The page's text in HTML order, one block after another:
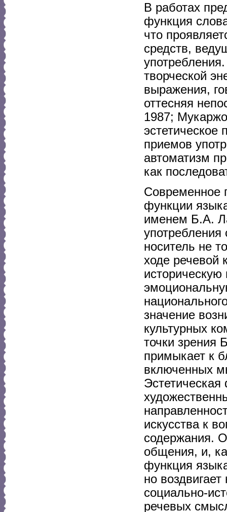
В работах
функция
что
средств,
творческой
выражения,
оттесняя
1987;
эстетическое
приемов
автоматизм
как
Современное
функции
именем Б.А.
носитель не
ходе речевой
значение
культурных
точки зрения
примыкает к
включенных
Эстетическая
искусства к
содержания.
общения, и,
функция
но
социально-
речевых